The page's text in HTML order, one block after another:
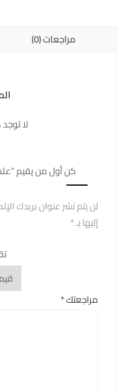
مراجعات (0)
لا
كن أول من يقيم “علم
لن يتم نشر عنوان بريدك
إليها بـ*
مراجعتك*